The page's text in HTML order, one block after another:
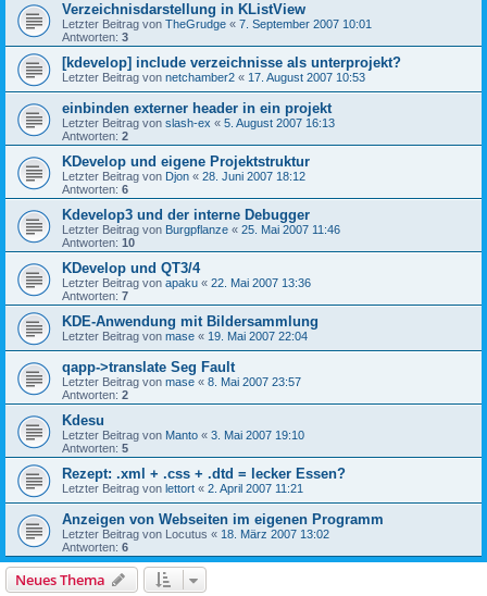
Verzeichnisdarstellung in KListView
Letzter Beitrag von TheGrudge « 7. September 2007 10:01
Antworten: 3
[kdevelop] include verzeichnisse als unterprojekt?
Letzter Beitrag von netchamber2 « 17. August 2007 10:53
einbinden externer header in ein projekt
Letzter Beitrag von slash-ex « 5. August 2007 16:13
Antworten: 2
KDevelop und eigene Projektstruktur
Letzter Beitrag von Djon « 28. Juni 2007 18:12
Antworten: 6
Kdevelop3 und der interne Debugger
Letzter Beitrag von Burgpflanze « 25. Mai 2007 11:46
Antworten: 10
KDevelop und QT3/4
Letzter Beitrag von apaku « 22. Mai 2007 13:36
Antworten: 7
KDE-Anwendung mit Bildersammlung
Letzter Beitrag von mase « 19. Mai 2007 22:04
qapp->translate Seg Fault
Letzter Beitrag von mase « 8. Mai 2007 23:57
Antworten: 2
Kdesu
Letzter Beitrag von Manto « 3. Mai 2007 19:10
Antworten: 5
Rezept: .xml + .css + .dtd = lecker Essen?
Letzter Beitrag von lettort « 2. April 2007 11:21
Anzeigen von Webseiten im eigenen Programm
Letzter Beitrag von Locutus « 18. März 2007 13:02
Antworten: 6
Neues Thema